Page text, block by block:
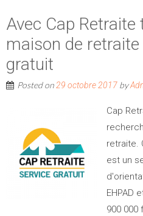
Avec Cap Retraite
maison de
gratuit
Posted on29 octobre 2017 by
Cap
retraite.
est un
EHPAD
900 000